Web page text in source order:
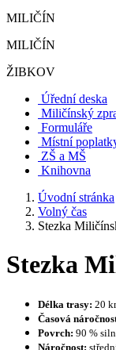
MILIČÍN
MILIČÍN
ŽIBKOV
Úřední deska
Miličínský
Formuláře
Místní
ZŠ a MŠ
Knihovna
Úvodní stránka
Volný čas
Stezka
Stezka
Délka trasy: 20
Časová
Povrch: 90 %
Náročnost: